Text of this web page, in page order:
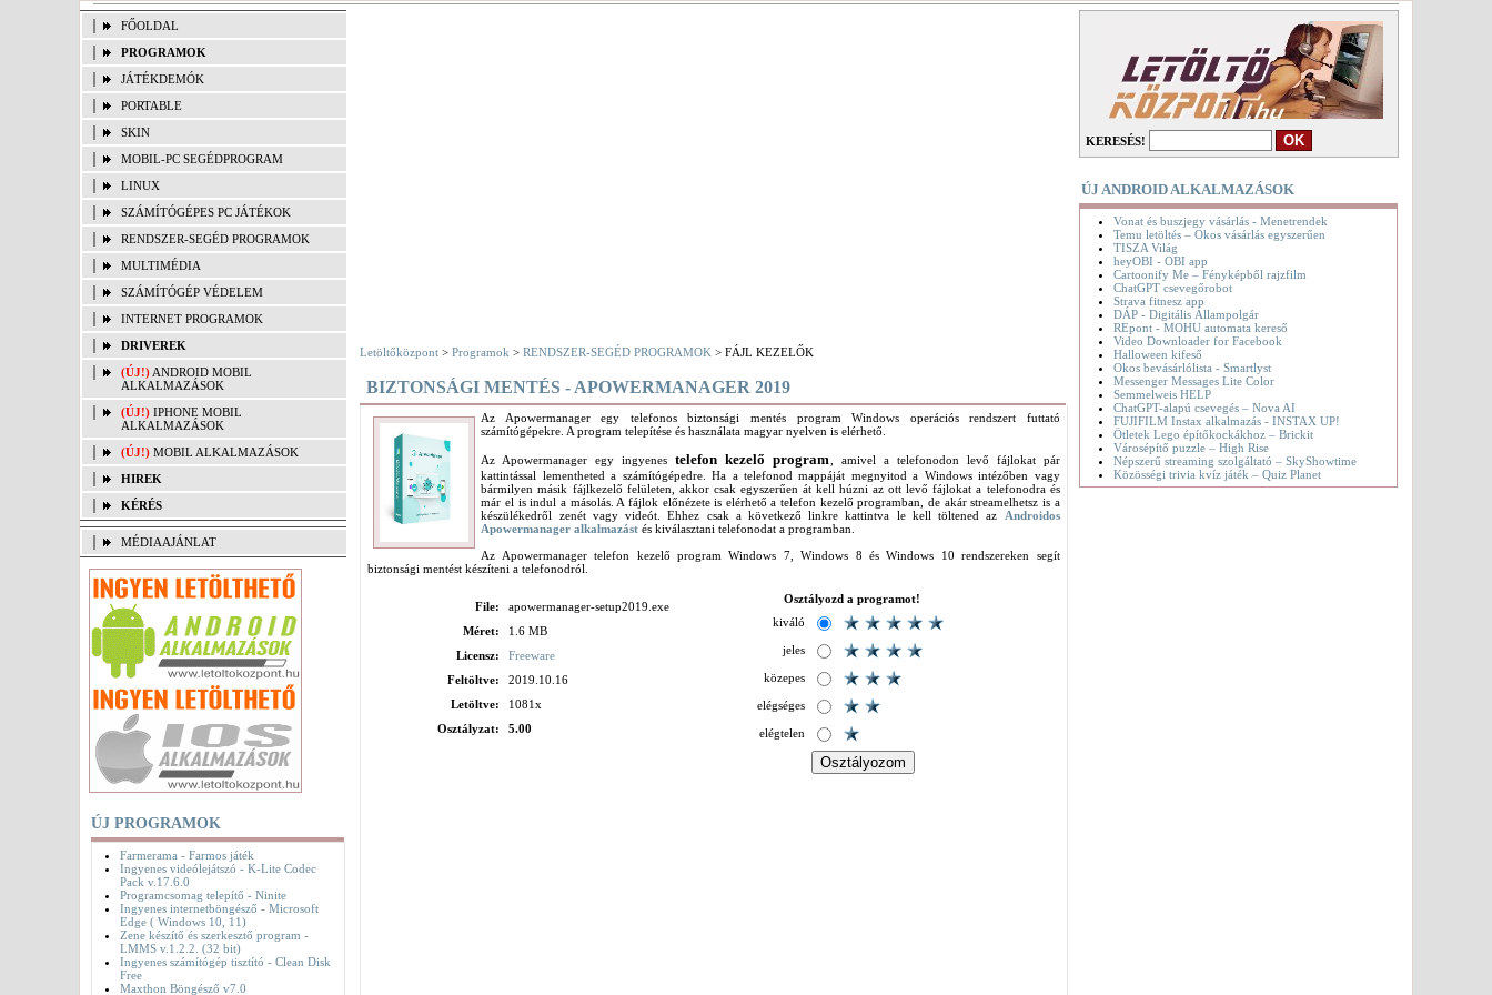
FŐOLDAL
PROGRAMOK
JÁTÉKDEMÓK
PORTABLE
SKIN
MOBIL-PC SEGÉDPROGRAM
LINUX
SZÁMÍTÓGÉPES PC JÁTÉKOK
RENDSZER-SEGÉD PROGRAMOK
MULTIMÉDIA
SZÁMÍTÓGÉP VÉDELEM
INTERNET PROGRAMOK
DRIVEREK
(ÚJ!) ANDROID MOBIL
ALKALMAZÁSOK
(ÚJ!) IPHONE MOBIL
ALKALMAZÁSOK
(ÚJ!) MOBIL ALKALMAZÁSOK
HIREK
KÉRÉS
MÉDIAAJÁNLAT
ÚJ PROGRAMOK
Farmerama - Farmos játék
Ingyenes videólejátszó - K-Lite Codec
Pack v.17.6.0
Programcsomag telepítő - Ninite
Ingyenes internetböngésző - Microsoft
Edge ( Windows 10, 11)
Zene készítő és szerkesztő program -
LMMS v.1.2.2. (32 bit)
Ingyenes számítógép tisztító - Clean Disk
Free
Maxthon Böngésző v7.0
Letöltőközpont > Programok > RENDSZER-SEGÉD PROGRAMOK > FÁJL KEZELŐK
BIZTONSÁGI MENTÉS - APOWERMANAGER 2019
Az Apowermanager egy telefonos biztonsági mentés program Windows operációs rendszert futtató
számítógépekre. A program telepítése és használata magyar nyelven is elérhető.
Az Apowermanager egy ingyenestelefon kezelő program , amivel a telefonodon levő fájlokat pár
kattintással lementheted a számítógépedre. Ha a telefonod mappáját megnyitod a Windows intézőben vagy
bármilyen másik fájlkezelő felületen, akkor csak egyszerűen át kell húzni az ott levő fájlokat a telefonodra és
már el is indul a másolás. A fájlok előnézete is elérhető a telefon kezelő programban, de akár streamelhetsz is a
készülékedről zenét vagy videót. Ehhez csak a következő linkre kattintva le kell töltened az
Androidos
Apowermanager alkalmazást és kiválasztani telefonodat a programban.
Az Apowermanager telefon kezelő program Windows 7, Windows 8 és Windows 10 rendszereken segít
biztonsági mentést készíteni a telefonodról.
File:
apowermanager-setup2019.exe
Méret:
1.6 MB
Licensz:
Freeware
Feltöltve:
2019.10.16
Letöltve:
1081x
Osztályzat:
5.00
Osztályozd a programot!
kiváló
jeles
közepes
elégséges
elégtelen
KERESÉS!
ÚJ ANDROID ALKALMAZÁSOK
Vonat és buszjegy vásárlás - Menetrendek
Temu letöltés – Okos vásárlás egyszerűen
TISZA Világ
heyOBI - OBI app
Cartoonify Me – Fényképből rajzfilm
ChatGPT csevegőrobot
Strava fitnesz app
DÁP - Digitális Állampolgár
REpont - MOHU automata kereső
Video Downloader for Facebook
Halloween kifeső
Okos bevásárlólista - Smartlyst
Messenger Messages Lite Color
Semmelweis HELP
ChatGPT-alapú csevegés – Nova AI
FUJIFILM Instax alkalmazás - INSTAX UP!
Ötletek Lego építőkockákhoz – Brickit
Városépítő puzzle – High Rise
Népszerű streaming szolgáltató – SkyShowtime
Közösségi trivia kvíz játék – Quiz Planet